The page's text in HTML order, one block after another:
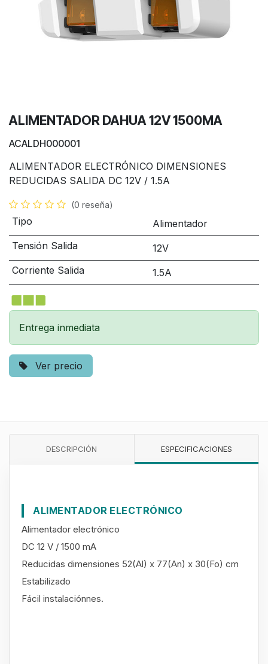
ALIMENTADOR DAHUA 12V 1500MA
ACALDH000001
ALIMENTADOR ELECTRÓNICO DIMENSIONES
REDUCIDAS SALIDA DC 12V / 1.5A
(0 reseña)
Tipo
Alimentador
Tensión Salida
12V
Corriente Salida
1.5A
Entrega inmediata
Ver precio
DESCRIPCIÓN ESPECIFICACIONES
ALIMENTADOR ELECTRÓNICO
Alimentador electrónico
DC 12 V / 1500 mA
Reducidas dimensiones 52(Al) x 77(An) x 30(Fo) cm
Estabilizado
Fácil instalaciónnes.